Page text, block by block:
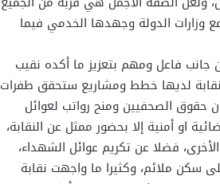
وزارات الدولة وجهدها الخدمي فيما
جانب فاعل ومهم بتعزيز ما أكده نقيب
لديها خطط ومشاريع ستحقق طفرات
حقوق الصحفيين ومنح رواتب ‏لعوائل
او أمنية إلا بحضور ممثل عن النقابة،
فضلا عن تكريم عوائل الشهداء،
سكن ملائم، وكثيرا ما واجهت نقابة